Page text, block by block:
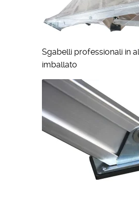
Sgabelli professionali in
imballato